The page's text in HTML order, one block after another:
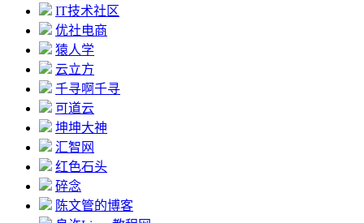
IT技术社区
优社电商
猿人学
云立方
千寻啊千寻
可道云
坤坤大神
汇智网
红色石头
碎念
陈文管的博客